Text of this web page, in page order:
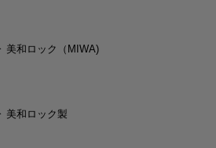
美和ロック（MIWA)
美和ロック製